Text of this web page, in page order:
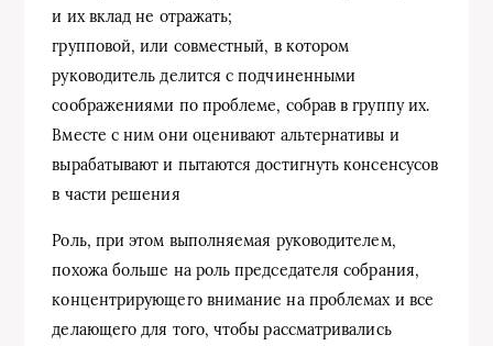
и их вклад не отражать;
групповой, или совместный, в котором
руководитель делится с подчиненными
соображениями по проблеме, собрав в группу их.
Вместе с ним они оценивают альтернативы и
вырабатывают и пытаются достигнуть консенсусов
в части решения
Роль, при этом выполняемая руководителем,
похожа больше на роль председателя собрания,
концентрирующего внимание на проблемах и все
делающего для того, чтобы рассматривались